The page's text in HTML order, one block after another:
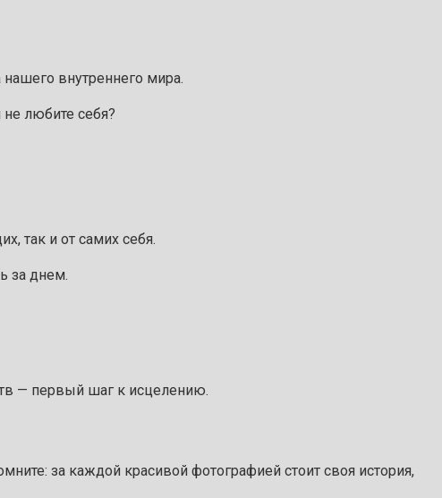
внутреннего мира.
любите себя?
так и от самих себя.
за днем.
— первый шаг к исцелению.
за каждой красивой фотографией стоит своя история,